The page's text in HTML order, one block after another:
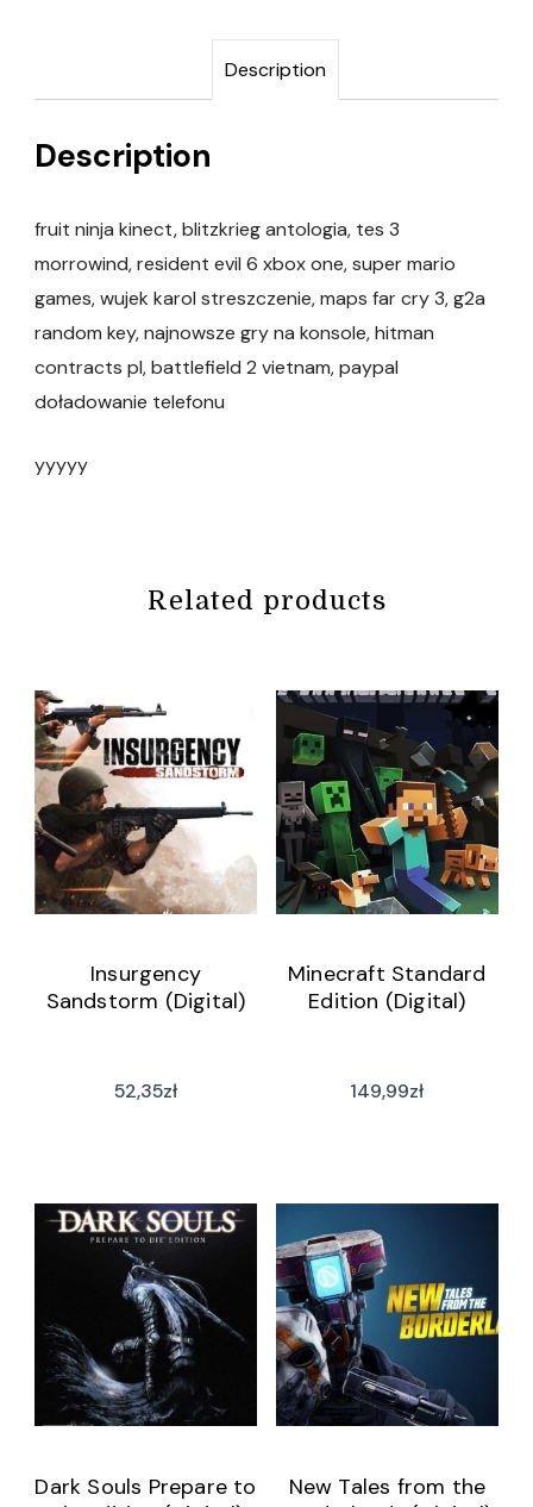
Description
Description
fruit ninja kinect, blitzkrieg antologia, tes 3
morrowind, resident evil 6 xbox one, super mario
games, wujek karol streszczenie, maps far cry 3, g2a
random key, najnowsze gry na konsole, hitman
contracts pl, battlefield 2 vietnam, paypal
doładowanie telefonu
yyyyy
Related products
Insurgency
Sandstorm (Digital)
52,35zł
Minecraft Standard
Edition (Digital)
149,99zł
Dark Souls Prepare to
New Tales from the